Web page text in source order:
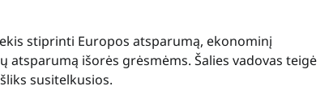
stiprinti Europos atsparumą, ekonominį
išorės grėsmėms. Šalies vadovas teigė
susitelkusios.